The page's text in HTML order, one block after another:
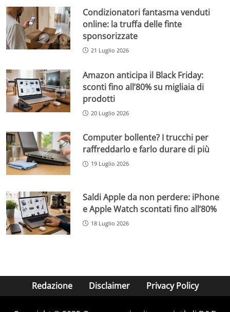
Condizionatori fantasma venduti
online: la truffa delle finte
sponsorizzate
21 Luglio 2026
Amazon anticipa il Black Friday:
sconti fino all’80% su migliaia di
prodotti
20 Luglio 2026
Computer bollente? I trucchi per
raffreddarlo e farlo durare di più
19 Luglio 2026
Saldi Apple da non perdere: iPhone
e Apple Watch scontati fino all’80%
18 Luglio 2026
Redazione Disclaimer Privacy Policy